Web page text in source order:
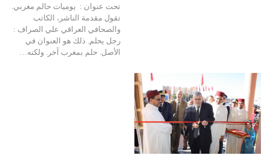
تحت عنوان : يوميات حالم مغربي.
تقول مقدمة الناشر، الكاتب
والصحافي العراقي علي الصراف :
رجل يحلم. ذلك هو العنوان في
الأصل. حلم بمغرب آخر. ولكنه…